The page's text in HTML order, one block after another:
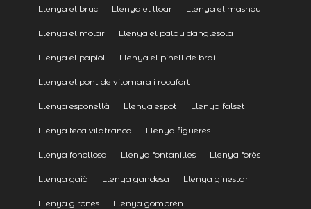
Llenya el bruc Llenya el lloar Llenya el masnou
Llenya el molar Llenya el palau danglesola
Llenya el papiol Llenya el pinell de brai
Llenya el pont de vilomara i rocafort
Llenya esponellà Llenya espot Llenya falset
Llenya feca vilafranca Llenya figueres
Llenya fonollosa Llenya fontanilles Llenya forès
Llenya gaià Llenya gandesa Llenya ginestar
Llenya girones Llenya gombrèn